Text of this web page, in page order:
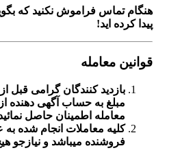
هنگام تماس فراموش نکنید که بگویید
پیدا کرده اید!
قوانین معامله
بازدید کنندگان گرامی قبل از
مبلغ به حساب آگهی دهنده از
معامله اطمینان حاصل نمائید.
کلیه معاملات انجام شده به عهده
فروشنده میباشد و نیازجو هیچ